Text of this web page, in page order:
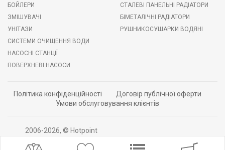
БОЙЛЕРИ
ЗМІШУВАЧІ
УНІТАЗИ
СИСТЕМИ ОЧИЩЕННЯ ВОДИ
НАСОСНІ СТАНЦІЇ
ПОВЕРХНЕВІ НАСОСИ
СТАЛЕВІ ПАНЕЛЬНІ РАДІАТОРИ
БІМЕТАЛІЧНІ РАДІАТОРИ
РУШНИКОСУШАРКИ ВОДЯНІ
Політика конфіденційності
Договір публічної оферти
Умови обслуговування клієнтів
2006-2026, © Hotpoint